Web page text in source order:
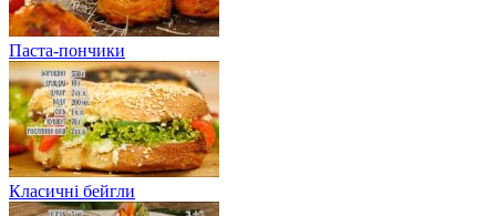
Паста-пончики
Класичні бейгли